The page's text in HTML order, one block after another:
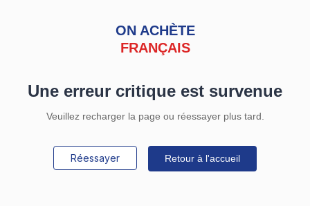
ON ACHÈTE
FRANÇAIS
Une erreur critique est survenue
Veuillez recharger la page ou réessayer plus tard.
Réessayer Retour à l'accueil